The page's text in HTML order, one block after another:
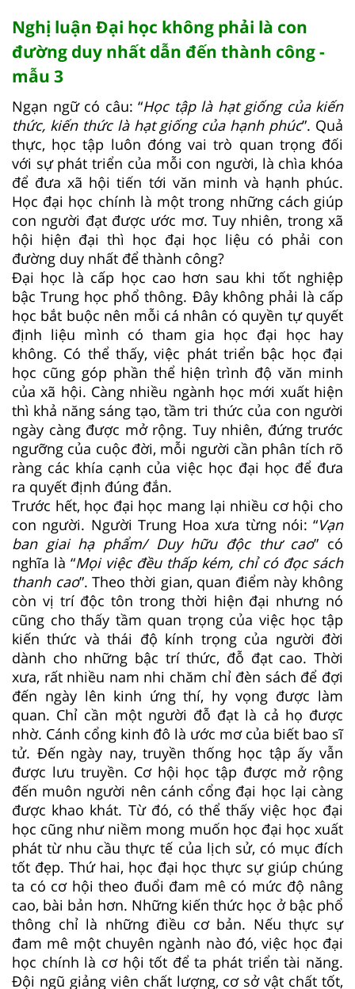
Nghị luận Đại học không phải là con
đường duy nhất dẫn đến thành công -
mẫu 3
Ngạn ngữ có câu: “Học tập là hạt giống của kiến
thức, kiến thức là hạt giống của hạnh phúc”. Quả
thực, học tập luôn đóng vai trò quan trọng đối
với sự phát triển của mỗi con người, là chìa khóa
để đưa xã hội tiến tới văn minh và hạnh phúc.
Học đại học chính là một trong những cách giúp
con người đạt được ước mơ. Tuy nhiên, trong xã
hội hiện đại thì học đại học liệu có phải con
đường duy nhất để thành công?
Đại học là cấp học cao hơn sau khi tốt nghiệp
bậc Trung học phổ thông. Đây không phải là cấp
học bắt buộc nên mỗi cá nhân có quyền tự quyết
định liệu mình có tham gia học đại học hay
không. Có thể thấy, việc phát triển bậc học đại
học cũng góp phần thể hiện trình độ văn minh
của xã hội. Càng nhiều ngành học mới xuất hiện
thì khả năng sáng tạo, tầm tri thức của con người
ngày càng được mở rộng. Tuy nhiên, đứng trước
ngưỡng của cuộc đời, mỗi người cần phân tích rõ
ràng các khía cạnh của việc học đại học để đưa
ra quyết định đúng đắn.
Trước hết, học đại học mang lại nhiều cơ hội cho
con người. Người Trung Hoa xưa từng nói: “Vạn
ban giai hạ phẩm/ Duy hữu độc thư cao” có
nghĩa là “Mọi việc đều thấp kém, chỉ có đọc sách
thanh cao”. Theo thời gian, quan điểm này không
còn vị trí độc tôn trong thời hiện đại nhưng nó
cũng cho thấy tầm quan trọng của việc học tập
kiến thức và thái độ kính trọng của người đời
dành cho những bậc trí thức, đỗ đạt cao. Thời
xưa, rất nhiều nam nhi chăm chỉ đèn sách để đợi
đến ngày lên kinh ứng thí, hy vọng được làm
quan. Chỉ cần một người đỗ đạt là cả họ được
nhờ. Cánh cổng kinh đô là ước mơ của biết bao sĩ
tử. Đến ngày nay, truyền thống học tập ấy vẫn
được lưu truyền. Cơ hội học tập được mở rộng
đến muôn người nên cánh cổng đại học lại càng
được khao khát. Từ đó, có thể thấy việc học đại
học cũng như niềm mong muốn học đại học xuất
phát từ nhu cầu thực tế của lịch sử, có mục đích
tốt đẹp. Thứ hai, học đại học thực sự giúp chúng
ta có cơ hội theo đuổi đam mê có mức độ nâng
cao, bài bản hơn. Những kiến thức học ở bậc phổ
thông chỉ là những điều cơ bản. Nếu thực sự
đam mê một chuyên ngành nào đó, việc học đại
học chính là cơ hội tốt để ta phát triển tài năng.
Đội ngũ giảng viên chất lượng, cơ sở vật chất tốt,